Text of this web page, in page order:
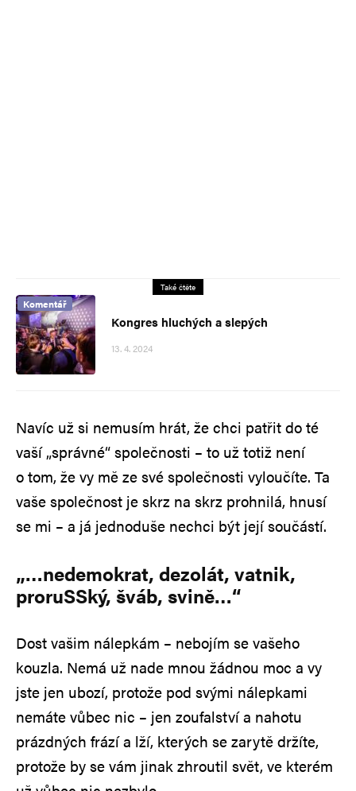
Také čtěte
Komentář
Kongres hluchých a slepých
13. 4. 2024
Navíc už si nemusím hrát, že chci patřit do té
vaší „správné“ společnosti – to už totiž není
o tom, že vy mě ze své společnosti vyloučíte. Ta
vaše společnost je skrz na skrz prohnilá, hnusí
se mi – a já jednoduše nechci být její součástí.
„…nedemokrat, dezolát, vatnik,
proruSSký, šváb, svině…“
Dost vašim nálepkám – nebojím se vašeho
kouzla. Nemá už nade mnou žádnou moc a vy
jste jen ubozí, protože pod svými nálepkami
nemáte vůbec nic – jen zoufalství a nahotu
prázdných frází a lží, kterých se zarytě držíte,
protože by se vám jinak zhroutil svět, ve kterém